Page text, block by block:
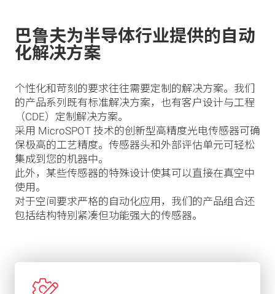
巴鲁夫为半导体行业提供的自动
化解决方案
个性化和苛刻的要求往往需要定制的解决方案。我们
的产品系列既有标准解决方案，也有客户设计与工程
（CDE）定制解决方案。
采用 MicroSPOT 技术的创新型高精度光电传感器可确
保极高的工艺精度。传感器头和外部评估单元可轻松
集成到您的机器中。
此外，某些传感器的特殊设计使其可以直接在真空中
使用。
对于空间要求严格的自动化应用，我们的产品组合还
包括结构特别紧凑但功能强大的传感器。